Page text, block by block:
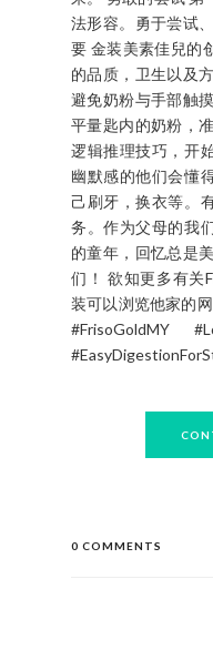
拥有保存蛋白质更
肚子轻松舒服。除
菌来促进肠道健康
展的重要元素。 我
程，无论他们蹲坐
的过程、在游泳池
宝贝与生俱来的好
为宝贝们的身体、
选择金装美素佳兒
打好健壮的底子，
保存营养的原质、
降低生病的频率。
索。 市集旁研究着
的看着在前方的小
要 金装美素佳兒的